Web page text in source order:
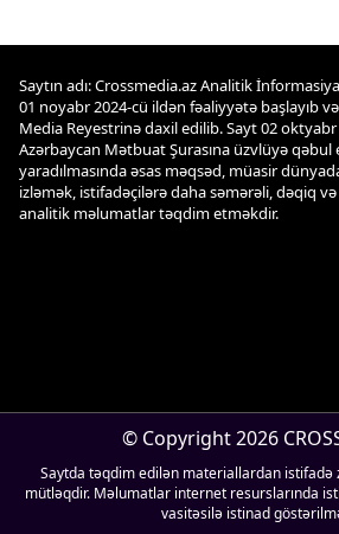
Saytın adı: Crossmedia.az Analitik
01 noyabr 2024-cü ildən fəaliyyətə başlayıb
Media Reyestrinə daxil edilib. Sayt 02
Azərbaycan Mətbuat Şurasına üzvlüyə qəbul
yaradılmasında əsas məqsəd, müasir
izləmək, istifadəçilərə daha səmərəli, dəqiq
analitik məlumatlar təqdim etməkdir.
© Copyright 2026
Saytda təqdim edilən materiallardan istifadə
mütləqdir. Məlumatlar internet resurslarında
vasitəsilə istinad